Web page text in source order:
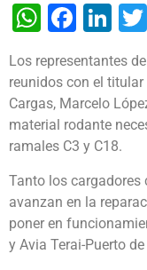
Los representantes
reunidos con el
Cargas, Marcelo
material rodante
ramales C3 y C18.
Tanto los
avanzan en la
poner en
y Avia Terai-Puerto